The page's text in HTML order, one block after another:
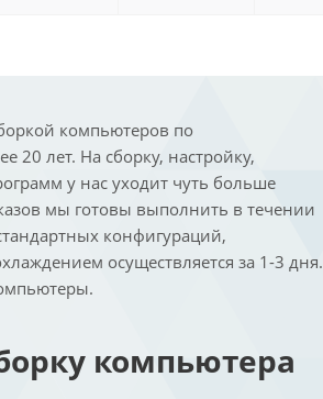
компьютеров по
20 лет. На сборку, настройку,
у нас уходит чуть больше
мы готовы выполнить в течении
конфигураций,
осуществляется за 1-3 дня.
компьютера